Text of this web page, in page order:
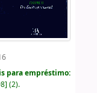
para empréstimo:
] (2).